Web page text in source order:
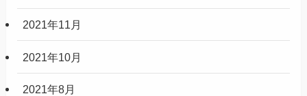
2021年11月
2021年10月
2021年8月